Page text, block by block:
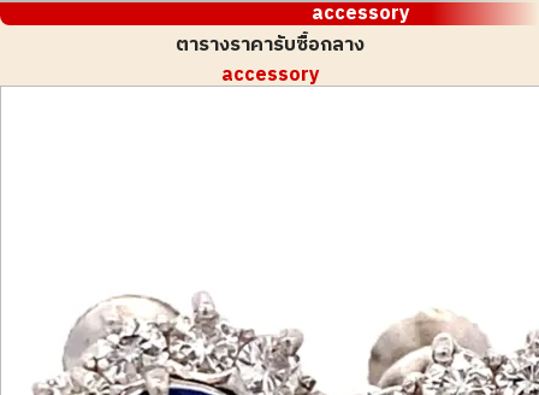
accessory
ตารางราคารับซื้อกลาง
accessory